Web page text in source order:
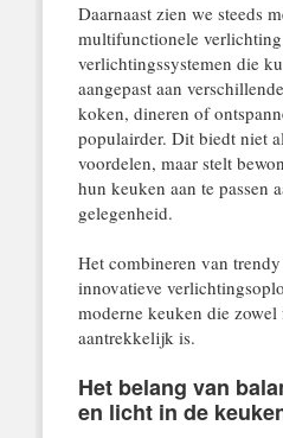
Daarnaast zien we steeds
multifunctionele
verlichtingssystemen die
aangepast aan
koken, dineren of
populairder. Dit biedt niet
voordelen, maar stelt
hun keuken aan te passen
gelegenheid.
Het combineren van
innovatieve
moderne keuken die
aantrekkelijk is.
Het belang van
en licht in de